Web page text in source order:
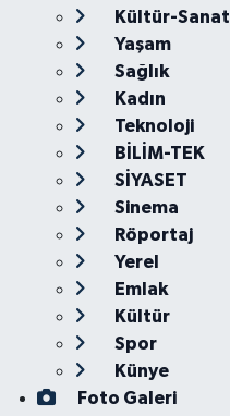
Kültür-Sanat
Yaşam
Sağlık
Kadın
Teknoloji
BİLİM-TEK
SİYASET
Sinema
Röportaj
Yerel
Emlak
Kültür
Spor
Künye
Foto Galeri